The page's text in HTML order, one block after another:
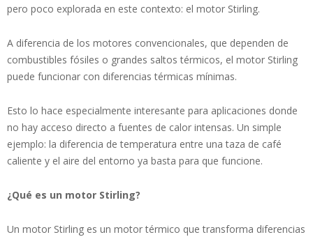
pero poco explorada en este contexto: el motor Stirling.
A diferencia de los motores convencionales, que dependen de
combustibles fósiles o grandes saltos térmicos, el motor Stirling
puede funcionar con diferencias térmicas mínimas.
Esto lo hace especialmente interesante para aplicaciones donde
no hay acceso directo a fuentes de calor intensas. Un simple
ejemplo: la diferencia de temperatura entre una taza de café
caliente y el aire del entorno ya basta para que funcione.
¿Qué es un motor Stirling?
Un motor Stirling es un motor térmico que transforma diferencias